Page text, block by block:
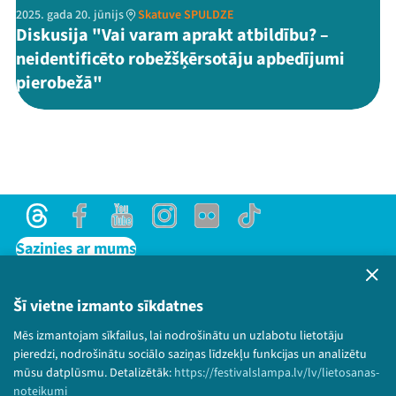
Šī vietne izmanto sīkdatnes
Mēs izmantojam sīkfailus, lai nodrošinātu un uzlabotu lietotāju
pieredzi, nodrošinātu sociālo saziņas līdzekļu funkcijas un analizētu
mūsu datplūsmu. Detalizētāk: https://festivalslampa.lv/lv/lietosanas-
noteikumi
2025. gada 20. jūnijs Skatuve SPULDZE
Diskusija "Vai varam aprakt atbildību? –
neidentificēto robežšķērsotāju apbedījumi
pierobežā"
ThreadsFacebookYoutubeInstagram
Flick TikTok
Sazinies ar mums
Lietošanas noteikumi un sīkdatņu politika
Bērnu aizsardzības politika
© 2026 Sarunu festivāls LAMPA Visas tiesības
paturētas.